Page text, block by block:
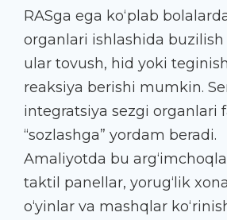
RASga ega ko‘plab
organlari ishlashida
ular tovush, hid yoki
reaksiya berishi mumkin.
integratsiya sezgi organlari
“sozlashga” yordam beradi.
Amaliyotda bu
taktil panellar, yorug‘lik
o‘yinlar va mashqlar